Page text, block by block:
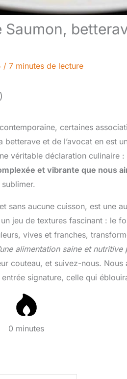
Saumon,
/ 7 minutes de lecture
certaines
betterave et de l’avocat en est
véritable déclaration culinaire
et vibrante que nous
sans aucune cuisson, est une
jeu de textures fascinant : le
vives et franches,
alimentation saine et
couteau, et suivez-nous.
signature, celle qui
0 minutes